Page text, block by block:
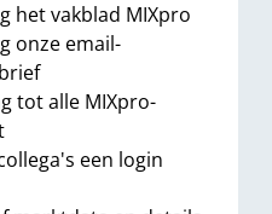
het vakblad MIXpro
onze email-
tot alle MIXpro-
een login